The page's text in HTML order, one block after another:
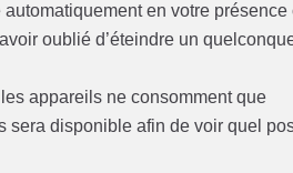
en votre présence
oublié d’éteindre un
appareils ne consomment que
sera disponible afin de voir quel